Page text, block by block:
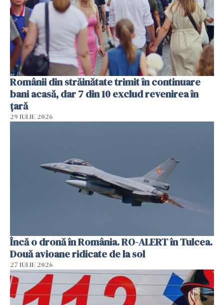
Românii din străinătate trimit în continuare
bani acasă, dar 7 din 10 exclud revenirea în
țară
29 IULIE 2026
Încă o dronă în România. RO-ALERT în Tulcea.
Două avioane ridicate de la sol
27 IULIE 2026